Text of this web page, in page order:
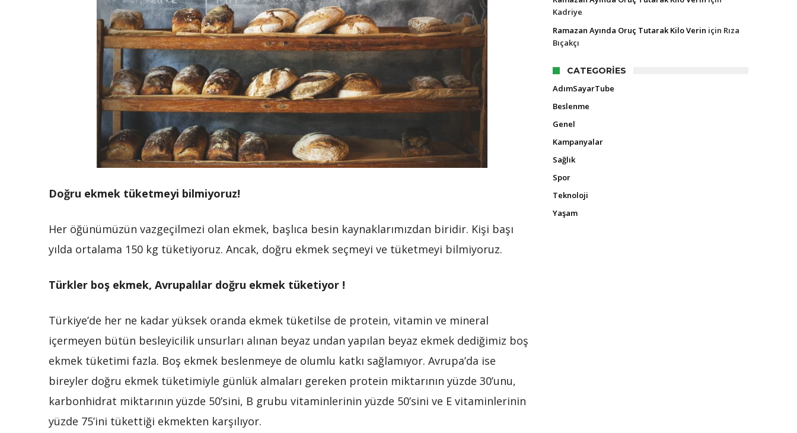
Doğru ekmek tüketmeyi bilmiyoruz!
Her öğünümüzün vazgeçilmezi olan ekmek, başlıca besin kaynaklarımızdan biridir. Kişi başı
yılda ortalama 150 kg tüketiyoruz. Ancak, doğru ekmek seçmeyi ve tüketmeyi bilmiyoruz.
Türkler boş ekmek, Avrupalılar doğru ekmek tüketiyor !
Türkiye’de her ne kadar yüksek oranda ekmek tüketilse de protein, vitamin ve mineral
içermeyen bütün besleyicilik unsurları alınan beyaz undan yapılan beyaz ekmek dediğimiz boş
ekmek tüketimi fazla. Boş ekmek beslenmeye de olumlu katkı sağlamıyor. Avrupa’da ise
bireyler doğru ekmek tüketimiyle günlük almaları gereken protein miktarının yüzde 30’unu,
karbonhidrat miktarının yüzde 50’sini, B grubu vitaminlerinin yüzde 50’sini ve E vitaminlerinin
yüzde 75’ini tükettiği ekmekten karşılıyor.
Kadriye
Ramazan Ayında Oruç Tutarak Kilo Verin için Rıza
Bıçakçı
CATEGORIES
AdımSayarTube
Beslenme
Genel
Kampanyalar
Sağlık
Spor
Teknoloji
Yaşam